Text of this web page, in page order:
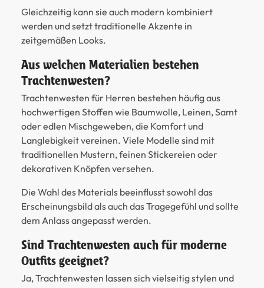
Gleichzeitig kann sie auch modern kombiniert
werden und setzt traditionelle Akzente in
zeitgemäßen Looks.
Aus welchen Materialien bestehen
Trachtenwesten?
Trachtenwesten für Herren bestehen häufig aus
hochwertigen Stoffen wie Baumwolle, Leinen, Samt
oder edlen Mischgeweben, die Komfort und
Langlebigkeit vereinen. Viele Modelle sind mit
traditionellen Mustern, feinen Stickereien oder
dekorativen Knöpfen versehen.
Die Wahl des Materials beeinflusst sowohl das
Erscheinungsbild als auch das Tragegefühl und sollte
dem Anlass angepasst werden.
Sind Trachtenwesten auch für moderne
Outfits geeignet?
Ja, Trachtenwesten lassen sich vielseitig stylen und